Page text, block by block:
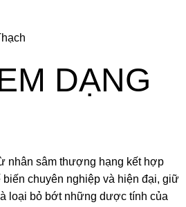
DẠNG
nhân sâm thượng hạng kết hợp
chuyên nghiệp và hiện đại, giữ
loại bỏ bớt những dược tính của